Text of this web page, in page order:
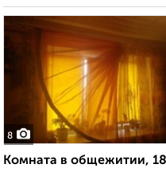
8
Комната в общежитии,